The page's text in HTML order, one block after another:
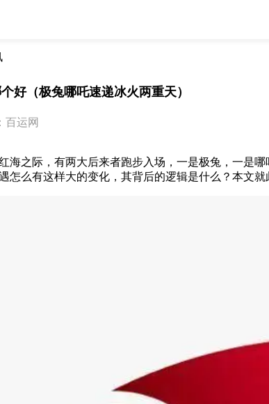
好（极兔哪吒速递冰火两重天）
百运网
之际，有两大后来者跑步入场，一是极兔，一是哪
怎么有这样大的变化，其背后的逻辑是什么？本文就